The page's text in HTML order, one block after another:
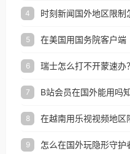
4
5
6
7
8
9